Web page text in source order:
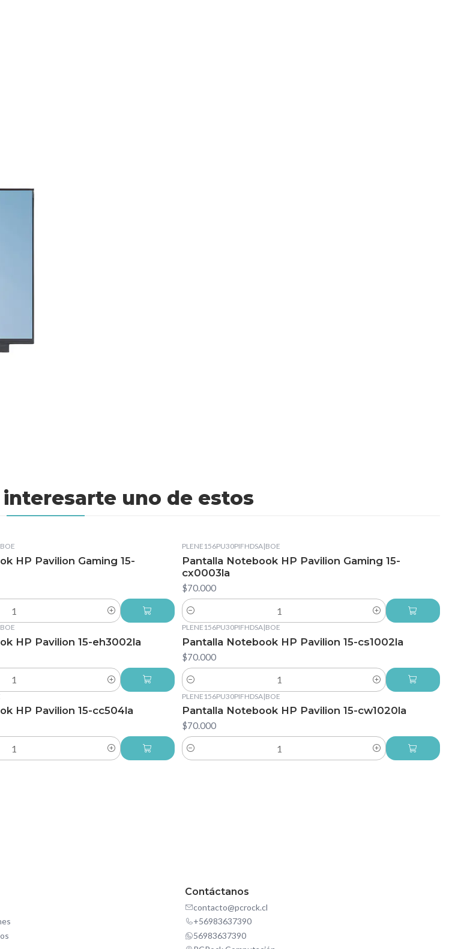
uno de estos
BOE
HP Pavilion Gaming 15-
PLENE156PU30PIFHDSA|BOE
Pantalla Notebook HP Pavilion Gaming 15-
cx0003la
$70.000
Cantidad
BOE
HP Pavilion 15-eh3002la
PLENE156PU30PIFHDSA|BOE
Pantalla Notebook HP Pavilion 15-cs1002la
$70.000
Cantidad
HP Pavilion 15-cc504la
PLENE156PU30PIFHDSA|BOE
Pantalla Notebook HP Pavilion 15-cw1020la
$70.000
Cantidad
Contáctanos
contacto@pcrock.cl
+56983637390
56983637390